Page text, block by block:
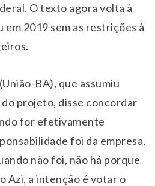
O texto agora volta à
em 2019 sem as restrições à
BA), que assumiu
projeto, disse concordar
for efetivamente
foi da empresa,
não foi, não há porque
Azi, a intenção é votar o